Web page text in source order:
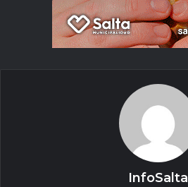
InfoSalta